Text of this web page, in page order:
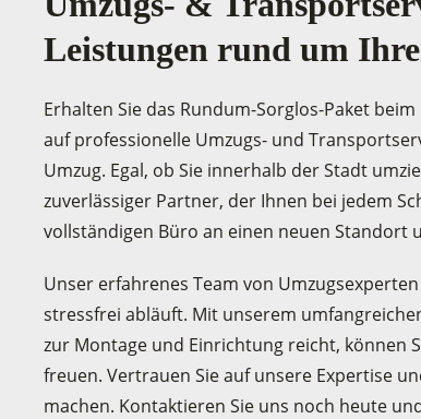
Leistungen rund um
Erhalten Sie das Rundum-Sorglos-Paket
auf professionelle Umzugs- und
Umzug. Egal, ob Sie innerhalb der Stadt
zuverlässiger Partner, der Ihnen bei jedem
vollständigen Büro an einen neuen Standort
Unser erfahrenes Team von
stressfrei abläuft. Mit unserem
zur Montage und Einrichtung reicht, können
freuen. Vertrauen Sie auf unsere Expertise
machen. Kontaktieren Sie uns noch heute